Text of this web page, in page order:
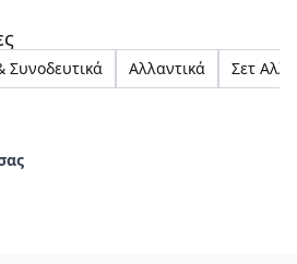
Συνοδευτικά Αλλαντικά Σετ